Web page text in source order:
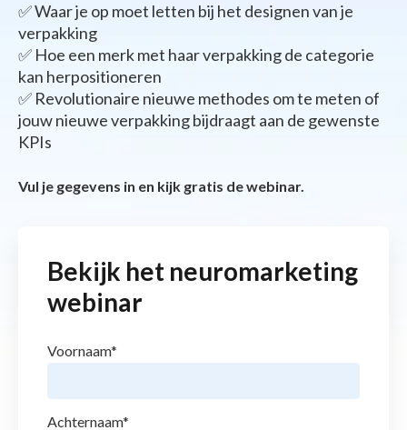
✅ Waar je op moet letten bij het designen van je
verpakking
✅ Hoe een merk met haar verpakking de categorie
kan herpositioneren
✅ Revolutionaire nieuwe methodes om te meten of
jouw nieuwe verpakking bijdraagt aan de gewenste
KPIs
Vul je gegevens in en kijk gratis de webinar.
Bekijk het neuromarketing
webinar
Voornaam*
Achternaam*